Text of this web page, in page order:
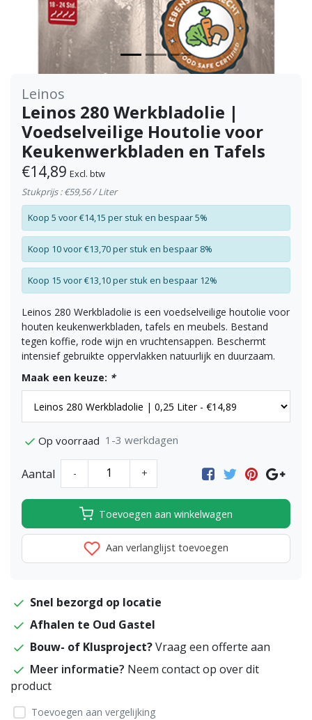
Leinos
Leinos 280 Werkbladolie |
Voedselveilige Houtolie voor
Keukenwerkbladen en Tafels
€14,89 Excl. btw
Stukprijs : €59,56 / Liter
Koop 5 voor €14,15 per stuk en bespaar 5%
Koop 10 voor €13,70 per stuk en bespaar 8%
Koop 15 voor €13,10 per stuk en bespaar 12%
Leinos 280 Werkbladolie is een voedselveilige houtolie voor
houten keukenwerkbladen, tafels en meubels. Bestand
tegen koffie, rode wijn en vruchtensappen. Beschermt
intensief gebruikte oppervlakken natuurlijk en duurzaam.
Maak een keuze: *
Op voorraad 1-3 werkdagen
Aantal - +
Toevoegen aan winkelwagen
Aan verlanglijst toevoegen
Snel bezorgd op locatie
Afhalen te Oud Gastel
Bouw- of Klusproject?Vraag een offerte aan
Meer informatie? Neem contact op over dit
product
Toevoegen aan vergelijking